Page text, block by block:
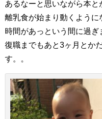
あるなーと思いながら本と
離乳食が始まり動くよう
時間があっという間に過ぎ
復職までもあと3ヶ月とか
す。。